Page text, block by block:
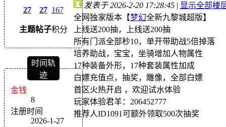
27
主题
27
帖子
167
积分
时间轨
迹
金钱
8
注册时间
2026-1-27
发表于 2026-2-20 17:28:45 | 显示全部楼
全网独家版本【梦幻全新九黎城超版】
上线送200抽，上线送200抽
所有门派全部秒10，单开带助战5倍掉落
培养助战，宝宝，坐骑增加人物属性
17种装备外形，17种套装属性加成
白嫖充值点，抽奖，雕像，全部白嫖
首区火热开启 ，欢迎试水体验
玩家体验君羊：206452777
推荐人ID1091可额外领取500次抽奖